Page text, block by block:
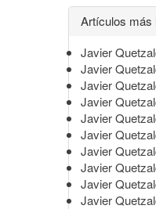
Detalles
del
artículo
Artículos más
Javier
Javier
Javier
Javier
Javier
Javier
Javier
Javier
Javier
Javier